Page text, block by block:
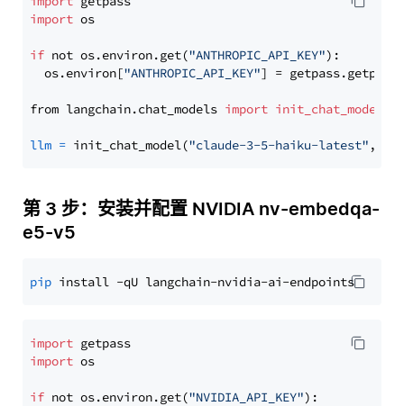
import os
if not os.environ.get("ANTHROPIC_API_KEY"):
  os.environ[
"ANTHROPIC_API_KEY"] = getpass.getpass(
from langchain.chat_models import init_chat_model
llm = init_chat_model("claude-3-5-haiku-latest" ,
第 3 步：安装并配置 NVIDIA nv-embedqa-
e5-v5
pip
import
import os
if not os.environ.get("NVIDIA_API_KEY"):